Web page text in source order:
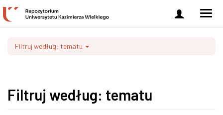
Zaloguj
się
Filtruj według: tematu
Filtruj według: tematu